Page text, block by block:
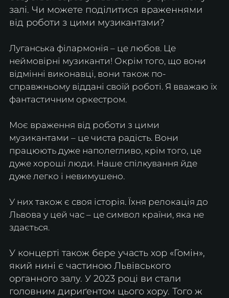
залі. Чи можете поділитися враженнями
від роботи з цими музикантами?
Луганська філармонія – це любов. Це
неймовірні музиканти! Окрім того, що вони
відмінні виконавці, вони також по-
справжньому віддані своїй роботі. Я вважаю їх
фантастичним оркестром.
Моє враження від роботи з цими
музикантами – це чиста радість. Вони
працюють дуже наполегливо, крім того, це
дуже хороші люди. Наше спілкування йде
дуже легко і невимушено.
У них також є своя історія. Їхня релокація до
Львова у цей час – це символ країни, яка не
здається.
У концерті також бере участь хор «Гомін»,
який нині є частиною Львівського
органного залу. У 2023 році ви стали
головним дириґентом цього хору. Того ж